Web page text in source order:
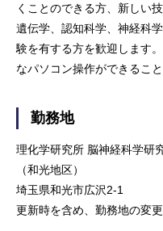
くことのできる方、新しい
遺伝学、認知科学、神経科
験を有する方を歓迎します
なパソコン操作ができること
勤務地
理化学研究所 脳神経科学研
（和光地区）
埼玉県和光市広沢2-1
更新時を含め、勤務地の変更